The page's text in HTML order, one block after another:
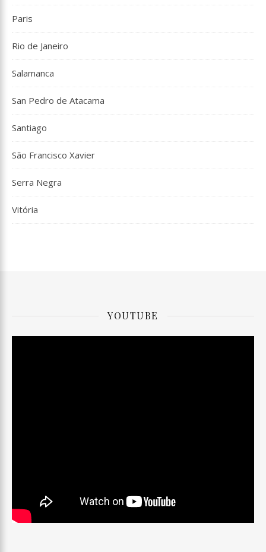
Paris
Rio de Janeiro
Salamanca
San Pedro de Atacama
Santiago
São Francisco Xavier
Serra Negra
Vitória
YOUTUBE